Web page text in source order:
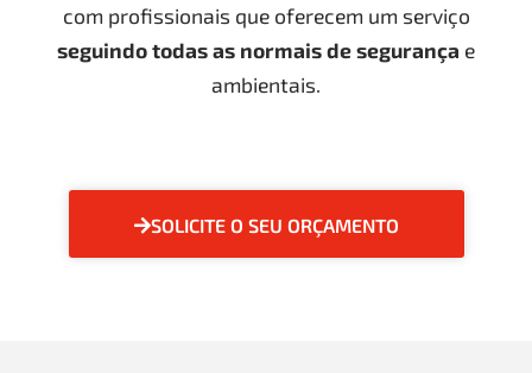
com profissionais que oferecem um serviço
seguindo todas as normais de segurança e
ambientais.
SOLICITE O SEU ORÇAMENTO